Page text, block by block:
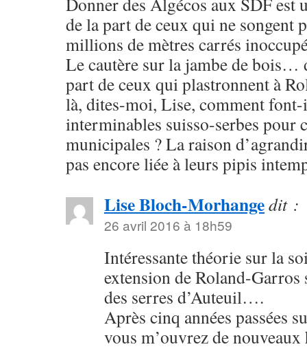
de la part de ceux qui ne songent
millions de mètres carrés
Le cautère sur la jambe de
part de ceux qui plastronnent à
là, dites-moi, Lise, comment
interminables suisso-serbes pour
municipales ? La raison
pas encore liée à leurs pipis
Lise Bloch-Morhangedit :
26 avril 2016 à 18h59
Intéressante théorie sur la
extension de Roland-
des serres d’Auteuil….
Après cinq années passées
vous m’ouvrez de